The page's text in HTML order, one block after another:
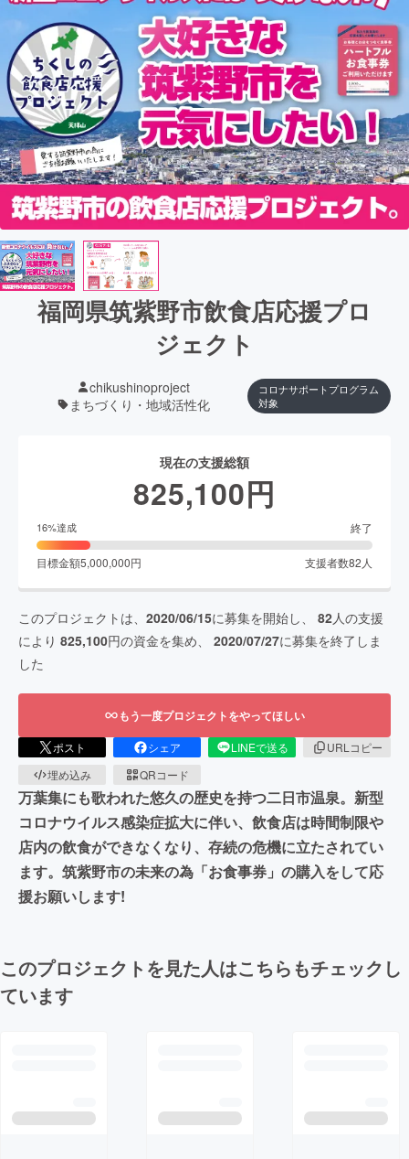
福岡県筑紫野市飲食店応援プロ
ジェクト
chikushinoproject
まちづくり・地域活性化
コロナサポートプログラム
対象
現在の支援総額
825,100円
16%達成 終了
目標金額5,000,000円 支援者数82 人
このプロジェクトは、 2020/06/15に募集を開始し、 82人の支援
により 825,100円の資金を集め、 2020/07/27に募集を終了しま
した
もう一度プロジェクトをやってほしい
ポスト シェア LINEで送る
URLコピー
埋め込み
QRコード
万葉集にも歌われた悠久の歴史を持つ二日市温泉。新型
コロナウイルス感染症拡大に伴い、飲食店は時間制限や
店内の飲食ができなくなり、存続の危機に立たされてい
ます。筑紫野市の未来の為「お食事券」の購入をして応
援お願いします!
このプロジェクトを見た人はこちらもチェックし
ています